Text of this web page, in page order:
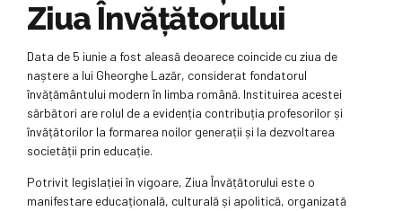
Ziua Învățătorului
Data de 5 iunie a fost aleasă deoarece coincide cu ziua de
naștere a lui Gheorghe Lazăr, considerat fondatorul
învățământului modern în limba română. Instituirea acestei
sărbători are rolul de a evidenția contribuția profesorilor și
învățătorilor la formarea noilor generații și la dezvoltarea
societății prin educație.
Potrivit legislației în vigoare, Ziua Învățătorului este o
manifestare educațională, culturală și apolitică, organizată